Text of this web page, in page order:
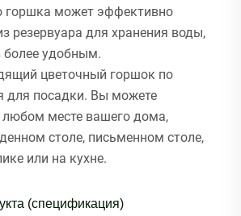
горшка может эффективно
резервуара для хранения воды,
более удобным.
цветочный горшок по
для посадки. Вы можете
любом месте вашего дома,
столе, письменном столе,
или на кухне.
(спецификация)